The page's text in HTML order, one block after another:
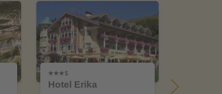
Hotel Erika